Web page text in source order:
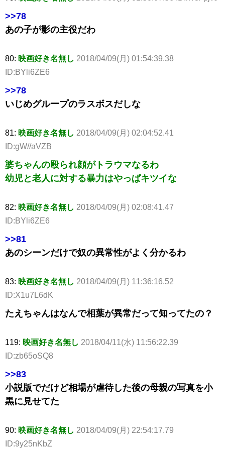
>>78
あの子が影の主役だわ
80: 映画好き名無し 2018/04/09(月) 01:54:39.38
ID:BYli6ZE6
>>78
いじめグループのラスボスだしな
81: 映画好き名無し 2018/04/09(月) 02:04:52.41
ID:gW//aVZB
婆ちゃんの殴られ顔がトラウマなるわ
幼児と老人に対する暴力はやっぱキツイな
82: 映画好き名無し 2018/04/09(月) 02:08:41.47
ID:BYli6ZE6
>>81
あのシーンだけで奴の異常性がよく分かるわ
83: 映画好き名無し 2018/04/09(月) 11:36:16.52
ID:X1u7L6dK
たえちゃんはなんで相葉が異常だって知ってたの？
119: 映画好き名無し 2018/04/11(水) 11:56:22.39
ID:zb65oSQ8
>>83
小説版でだけど相場が虐待した後の母親の写真を小
黒に見せてた
90: 映画好き名無し 2018/04/09(月) 22:54:17.79
ID:9y25nKbZ